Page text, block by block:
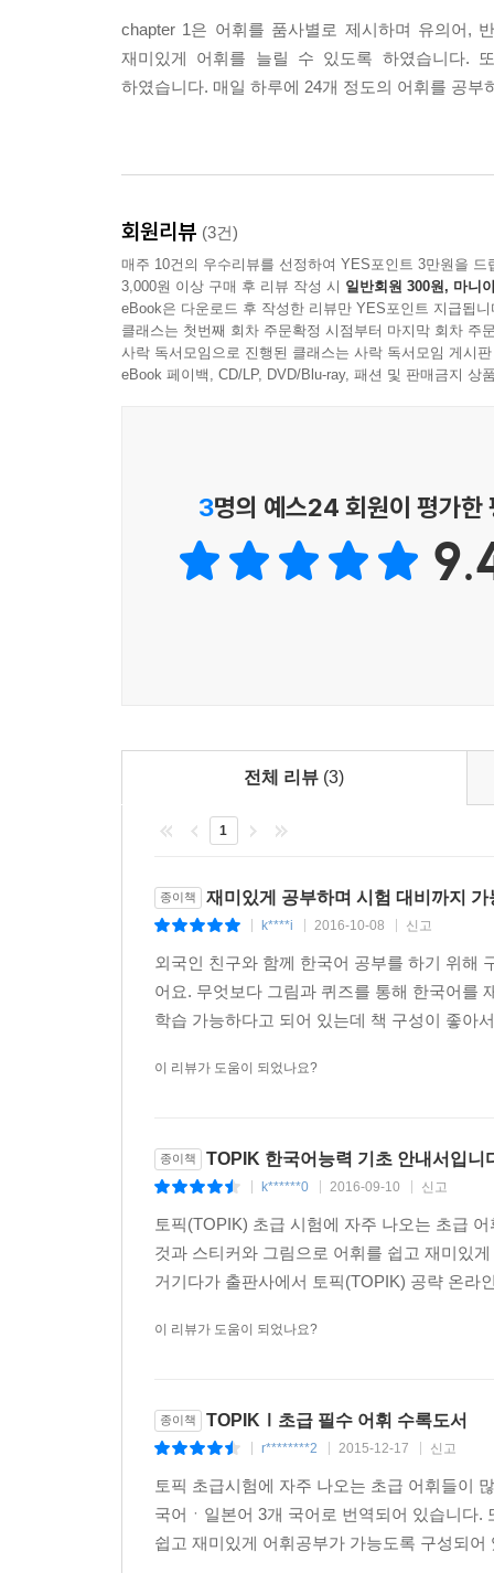
chapter 1은 어휘를 품사별로 제시하며 유의어,
재미있게 어휘를 늘릴 수 있도록 하였습니다.
하였습니다. 매일 하루에 24개 정도의 어휘를 공
회원리뷰 (3건)
매주 10건의 우수리뷰를 선정하여 YES포인트 3만원을 드
3,000원 이상 구매 후 리뷰 작성 시 일반회원 300원, 마니
eBook은 다운로드 후 작성한 리뷰만 YES포인트 지급됩니
클래스는 첫번째 회차 주문확정 시점부터 마지막 회차 주
사락 독서모임으로 진행된 클래스는 사락 독서모임 게시
eBook 페이백, CD/LP, DVD/Blu-ray, 패션 및 판매금지 상
3명의 예스24 회원이 평가한
전체 리뷰 (3)
1
종이책 재미있게 공부하며 시험 대비까지 가
k****i 2016-10-08 신고
외국인 친구와 함께 한국어 공부를 하기 위해
어요. 무엇보다 그림과 퀴즈를 통해 한국어를
학습 가능하다고 되어 있는데 책 구성이 좋아
이 리뷰가 도움이 되었나요?
종이책 TOPIK 한국어능력 기초 안내서입니
k******0 2016-09-10 신고
토픽(TOPIK) 초급 시험에 자주 나오는 초급
것과 스티커와 그림으로 어휘를 쉽고 재미있
거기다가 출판사에서 토픽(TOPIK) 공략 온라
이 리뷰가 도움이 되었나요?
종이책 TOPIKⅠ초급 필수 어휘 수록도서
r********2 2015-12-17 신고
토픽 초급시험에 자주 나오는 초급 어휘들이
국어ㆍ일본어 3개 국어로 번역되어 있습니다
쉽고 재미있게 어휘공부가 가능도록 구성되